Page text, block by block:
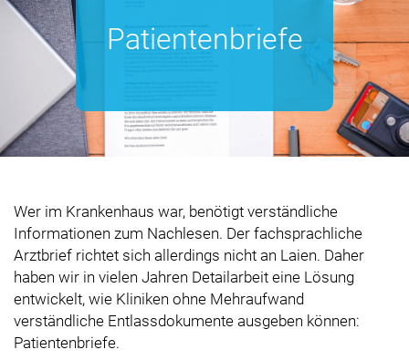
Patientenbriefe
Wer im Krankenhaus war, benötigt verständliche
Informationen zum Nachlesen. Der fachsprachliche
Arztbrief richtet sich allerdings nicht an Laien. Daher
haben wir in vielen Jahren Detailarbeit eine Lösung
entwickelt, wie Kliniken ohne Mehraufwand
verständliche Entlassdokumente ausgeben können:
Patientenbriefe.